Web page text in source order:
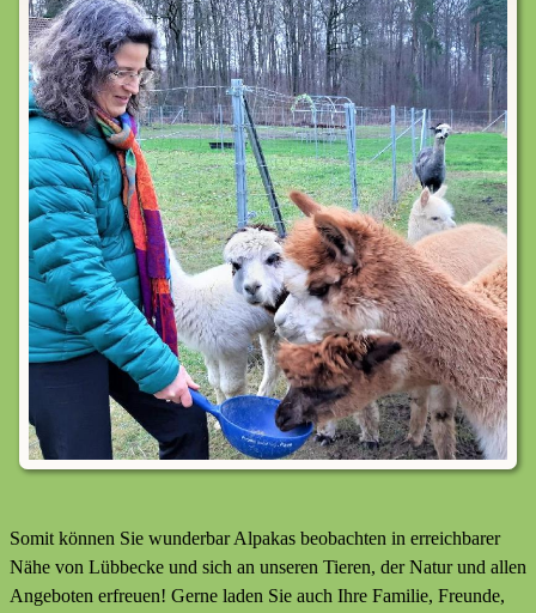
Somit können Sie wunderbar Alpakas beobachten in erreichbarer
Nähe von Lübbecke und sich an unseren Tieren, der Natur und allen
Angeboten erfreuen! Gerne laden Sie auch Ihre Familie, Freunde,